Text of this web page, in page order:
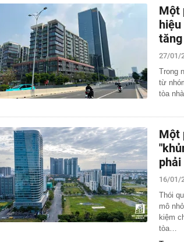
Một
27/01/
Trong
từ
tòa
Một
16/01/
Thói
mô
kiệm
tòa…